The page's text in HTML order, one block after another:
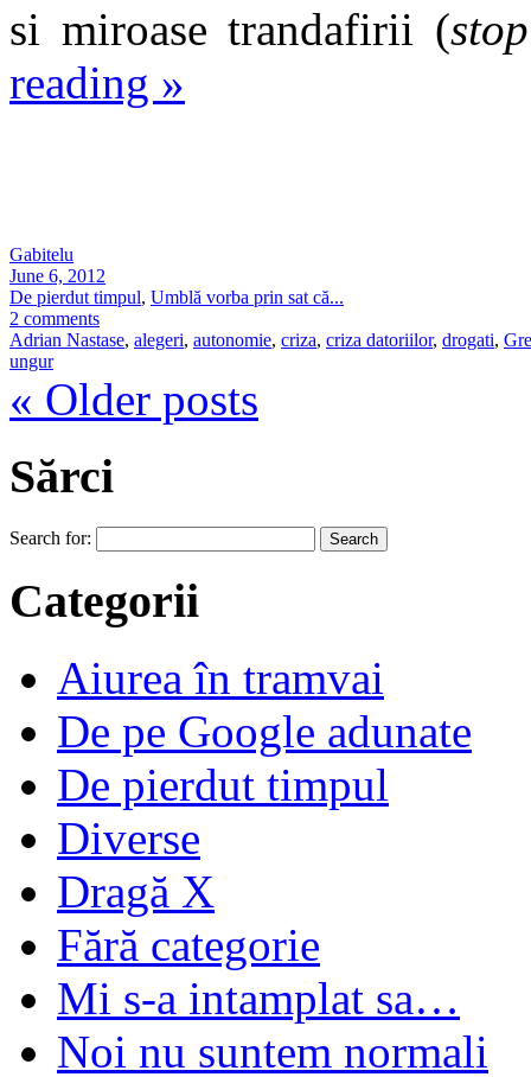
si miroase trandafirii (
reading »
Gabitelu
June 6, 2012
De pierdut timpul, Umblă vorba prin sat că...
2 comments
Adrian Nastase, alegeri, autonomie, criza, criza datoriilor, drogati,
ungur
« Older posts
Sărci
Search for:
Categorii
Aiurea în tramvai
De pe Google adunate
De pierdut timpul
Diverse
Dragă X
Fără categorie
Mi s-a intamplat sa…
Noi nu suntem normali